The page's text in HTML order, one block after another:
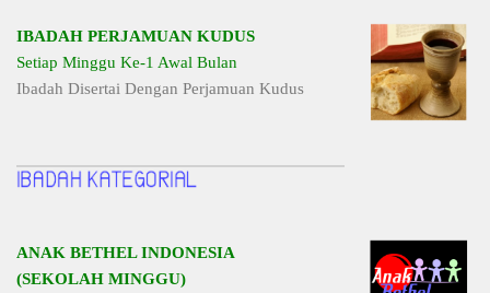
IBADAH PERJAMUAN KUDUS
Setiap Minggu Ke-1 Awal Bulan
Ibadah Disertai Dengan Perjamuan Kudus
ANAK BETHEL INDONESIA
(SEKOLAH MINGGU)